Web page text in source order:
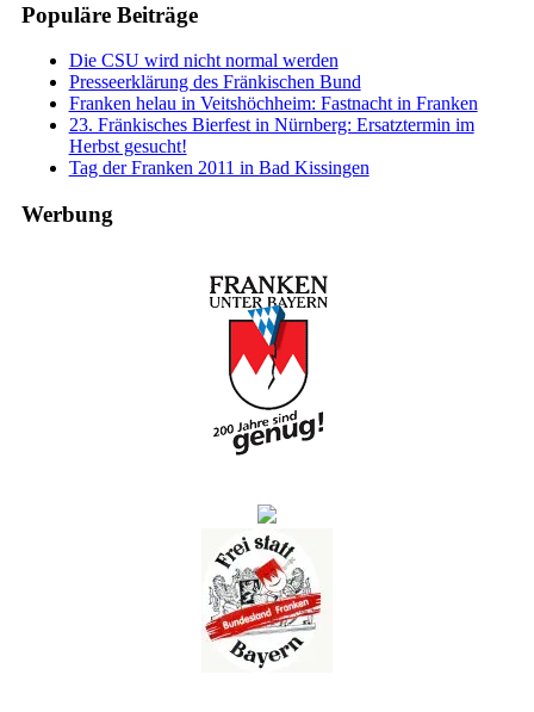
Populäre Beiträge
Die CSU wird nicht normal werden
Presseerklärung des Fränkischen Bund
Franken helau in Veitshöchheim: Fastnacht in Franken
23. Fränkisches Bierfest in Nürnberg: Ersatztermin im
Herbst gesucht!
Tag der Franken 2011 in Bad Kissingen
Werbung